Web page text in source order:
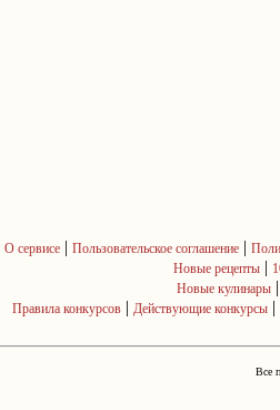
О сервисе| Пользовательское соглашение|
Новые рецепты |
Новые кулинары
Правила конкурсов | Действующие конкурсы |
Все